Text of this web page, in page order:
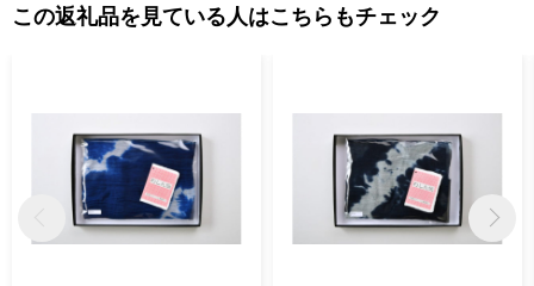
せていただき、その手段として、電子メールの配信やパンフレッ
ご連絡ください。
この返礼品を見ている人はこちらもチェック